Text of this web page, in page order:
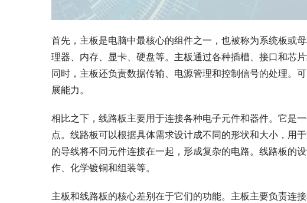
首先，主板是电脑中最核心的组件之一，也被称为系统板或
理器、内存、显卡、硬盘等。主板通过各种插槽、接口和芯
同时，主板还负责数据传输、电源管理和控制信号的处理。
展能力。
相比之下，线路板主要用于连接各种电子元件和器件。它是
点。线路板可以根据具体需求设计成不同的形状和大小，用
的导线将不同元件连接在一起，形成复杂的电路。线路板的
作、化学镀铜和组装等。
主板和线路板的核心差别在于它们的功能。主板主要负责连